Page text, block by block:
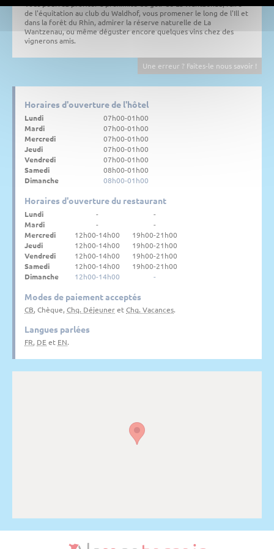
de l'équitation au club du Waldhof, vous promener le long de l'Ill et
dans la forêt du Rhin, admirer la réserve naturelle de La
Wantzenau, ou même déguster encore quelques vins chez des
vignerons amis.
Une erreur ? Faites-le nous savoir !
Horaires d'ouverture de l'hôtel
Lundi
07h00-01h00
Mardi
07h00-01h00
Mercredi
07h00-01h00
Jeudi
07h00-01h00
Vendredi
07h00-01h00
Samedi
08h00-01h00
Dimanche
08h00-01h00
Horaires d'ouverture du restaurant
Lundi -
-
Mardi
-
-
Mercredi
12h00-14h00
19h00-21h00
Jeudi
12h00-14h00
19h00-21h00
Vendredi
12h00-14h00
19h00-21h00
Samedi
12h00-14h00
19h00-21h00
Dimanche
12h00-14h00 -
Modes de paiement acceptés
CB, Chèque, Chq. DéjeuneretChq. Vacances.
Langues parlées
FR, DE et EN.